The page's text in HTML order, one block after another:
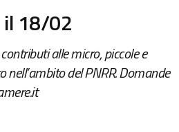
il 18/02
alle micro, piccole e
del PNRR. Domande